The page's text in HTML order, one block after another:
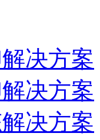
决方案
决方案
决方案